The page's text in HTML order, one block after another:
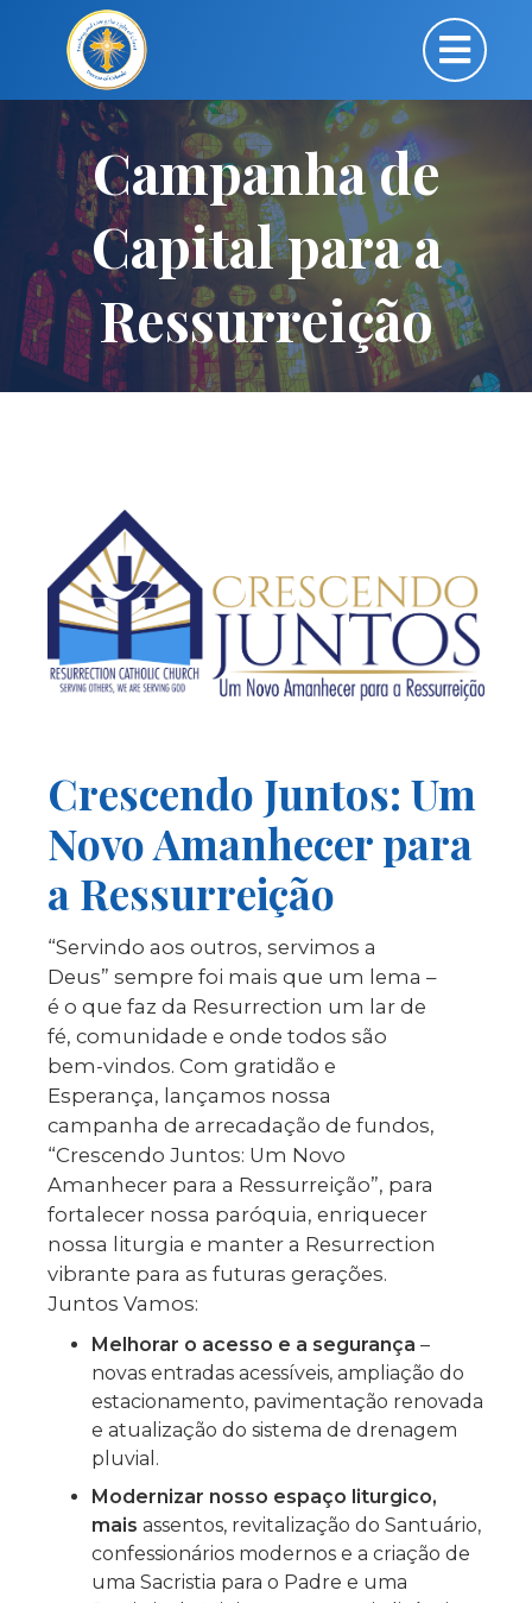
Campanha de
Capital para a
Ressurreição
Crescendo Juntos: Um
Novo Amanhecer para
a Ressurreição
“Servindo aos outros, servimos a
Deus” sempre foi mais que um lema –
é o que faz da Resurrection um lar de
fé, comunidade e onde todos são
bem-vindos. Com gratidão e
Esperança, lançamos nossa
campanha de arrecadação de fundos,
“Crescendo Juntos: Um Novo
Amanhecer para a Ressurreição”, para
fortalecer nossa paróquia, enriquecer
nossa liturgia e manter a Resurrection
vibrante para as futuras gerações.
Juntos Vamos:
Melhorar o acesso e a segurança –
novas entradas acessíveis, ampliação do
estacionamento, pavimentação renovada
e atualização do sistema de drenagem
pluvial.
Modernizar nosso espaço liturgico,
mais assentos, revitalização do Santuário,
confessionários modernos e a criação de
uma Sacristia para o Padre e uma